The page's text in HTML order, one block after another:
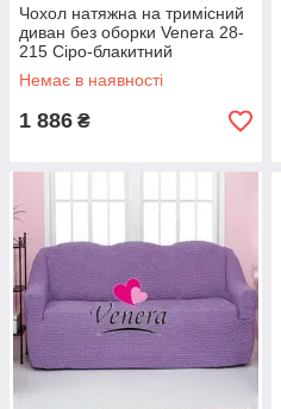
Чохол натяжна на тримісний
диван без оборки Venera 28-
215 Сіро-блакитний
Немає в наявності
1 886 ₴